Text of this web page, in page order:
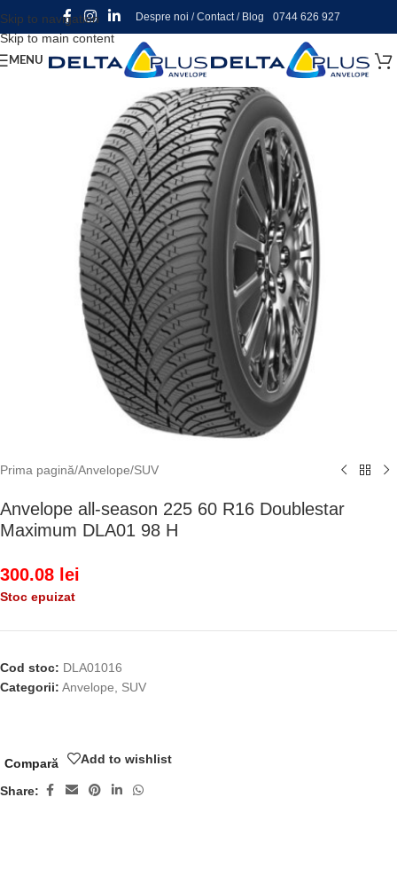
Skip to navigation
Skip to main content
Despre noi /Contact/ Blog 0744 626 927
MENU
Prima pagină/Anvelope/SUV
Anvelope all-season 225 60 R16 Doublestar
Maximum DLA01 98 H
300.08 lei
Stoc epuizat
Cod stoc: DLA01016
Categorii: Anvelope SUV
Compară Add to wishlist
Share: